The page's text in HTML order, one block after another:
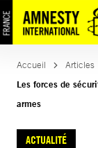
Aller
au
contenu
Accueil Articles
Les forces de
armes
ACTUALITÉ